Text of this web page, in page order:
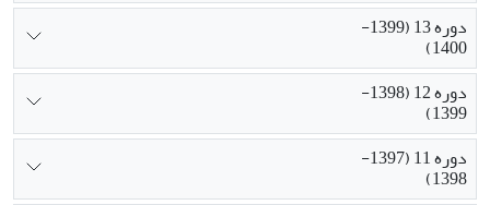
دوره 13 (1399-
1400)
دوره 12 (1398-
1399)
دوره 11 (1397-
1398)